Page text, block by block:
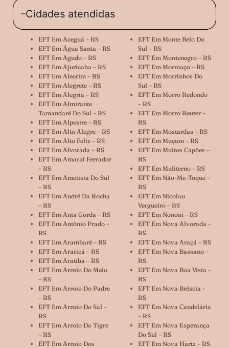
Cidades atendidas
EFT Em Aceguá – RS
EFT Em Água Santa – RS
EFT Em Agudo – RS
EFT Em Ajuricaba – RS
EFT Em Alecrim – RS
EFT Em Alegrete – RS
EFT Em Alegria – RS
EFT Em Almirante
Tamandaré Do Sul – RS
EFT Em Alpestre – RS
EFT Em Alto Alegre – RS
EFT Em Alto Feliz – RS
EFT Em Alvorada – RS
EFT Em Amaral Ferrador
– RS
EFT Em Ametista Do Sul
– RS
EFT Em André Da Rocha
– RS
EFT Em Anta Gorda – RS
EFT Em Antônio Prado –
RS
EFT Em Arambaré – RS
EFT Em Araricá – RS
EFT Em Aratiba – RS
EFT Em Arroio Do Meio
– RS
EFT Em Arroio Do Padre
– RS
EFT Em Arroio Do Sal –
RS
EFT Em Arroio Do Tigre
– RS
EFT Em Arroio Dos
EFT Em Monte Belo Do
Sul – RS
EFT Em Montenegro – RS
EFT Em Mormaço – RS
EFT Em Morrinhos Do
Sul – RS
EFT Em Morro Redondo
– RS
EFT Em Morro Reuter –
RS
EFT Em Mostardas – RS
EFT Em Muçum – RS
EFT Em Muitos Capões –
RS
EFT Em Muliterno – RS
EFT Em Não-Me-Toque –
RS
EFT Em Nicolau
Vergueiro – RS
EFT Em Nonoai – RS
EFT Em Nova Alvorada –
RS
EFT Em Nova Araçá – RS
EFT Em Nova Bassano –
RS
EFT Em Nova Boa Vista –
RS
EFT Em Nova Bréscia –
RS
EFT Em Nova Candelária
– RS
EFT Em Nova Esperança
Do Sul – RS
EFT Em Nova Hartz – RS